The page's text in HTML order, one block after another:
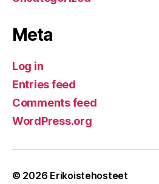
Meta
Log in
Entries feed
Comments feed
WordPress.org
© 2026 Erikoistehosteet